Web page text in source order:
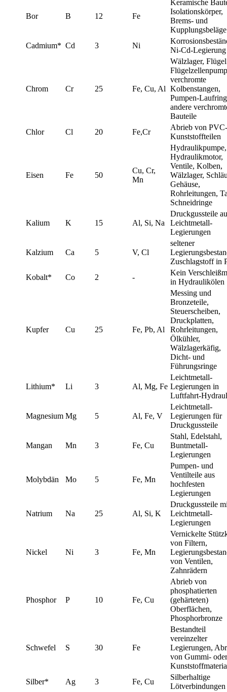
Bor B 12 Fe
Keramische
Isolationskörper,
Brems- und
Kupplungsbeläge
Cadmium* Cd 3 Ni
Ni-Cd-Legierung
Chrom Cr 25 Fe, Cu, Al
Wälzlager,
verchromte
Kolbenstangen,
Pumpen-
andere
Bauteile
Chlor
Cl 20 Fe,Cr
Abrieb von PVC-
Kunststoffteilen
Eisen Fe 50
Cu, Cr,
Mn
Hydraulikpumpe,
Hydraulikmotor,
Ventile, Kolben,
Wälzlager,
Gehäuse,
Rohrleitungen,
Schneidringe
Kalium K 15 Al, Si, Na
Druckgussteile
Leichtmetall-
Legierungen
Kalzium Ca 5 V, Cl
seltener
Zuschlagstoff in
Kobalt*
Co 2 -
Kein
in Hydraulikölen
Kupfer Cu 25 Fe, Pb, Al
Messing und
Bronzeteile,
Steuerscheiben,
Druckplatten,
Rohrleitungen,
Ölkühler,
Wälzlagerkäfig,
Dicht- und
Führungsringe
Lithium* Li 3 Al, Mg, Fe
Leichtmetall-
Legierungen in
Luftfahrt-
Magnesium Mg 5 Al, Fe, V
Leichtmetall-
Legierungen für
Druckgussteile
Mangan Mn 3 Fe, Cu
Stahl, Edelstahl,
Buntmetall-
Legierungen
Molybdän Mo 5 Fe, Mn
Pumpen- und
Ventilteile aus
hochfesten
Legierungen
Natrium Na 25 Al, Si, K
Druckgussteile
Leichtmetall-
Legierungen
Nickel Ni 3 Fe, Mn
Vernickelte
von Filtern,
von Ventilen,
Zahnrädern
Phosphor P 10 Fe, Cu
Abrieb von
phosphatierten
(gehärteten)
Oberflächen,
Phosphorbronze
Schwefel S 30 Fe
Bestandteil
vereinzelter
Legierungen,
von Gummi- oder
Silber*
Ag 3 Fe, Cu
Silberhaltige
Lötverbindungen